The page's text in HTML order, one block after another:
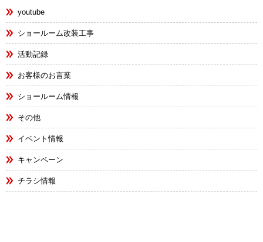
youtube
ショールーム改装工事
活動記録
お客様のお言葉
ショールーム情報
その他
イベント情報
キャンペーン
チラシ情報